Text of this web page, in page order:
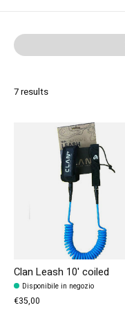
7results
Clan Leash 10' coiled
Disponibile in negozio
€35,00